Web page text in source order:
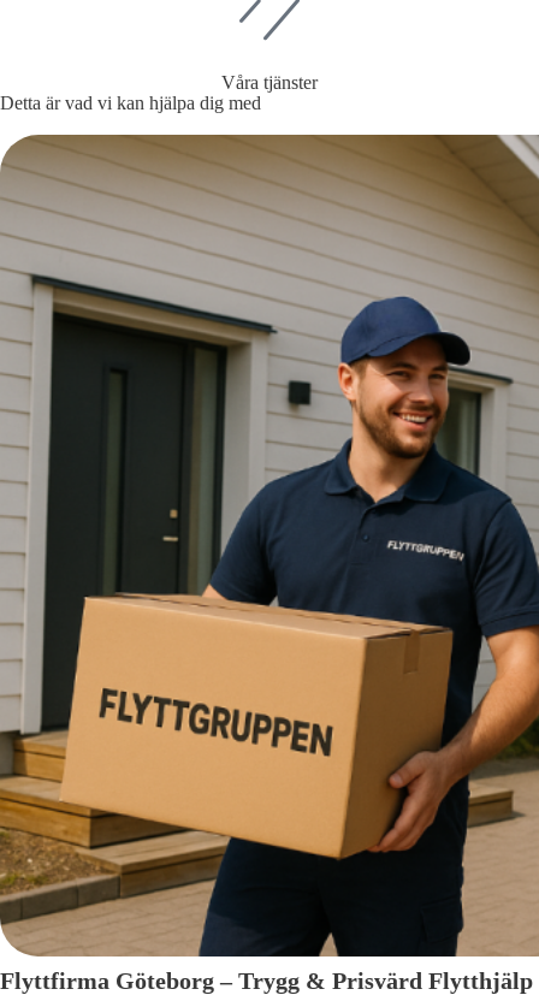
Våra tjänster
Detta är vad vi kan hjälpa dig med
Flyttfirma Göteborg – Trygg & Prisvärd Flytthjälp